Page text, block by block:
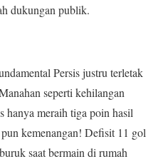
dukungan publik.
Persis justru terletak
seperti kehilangan
hanya meraih tiga poin hasil
kemenangan! Defisit 11 gol
saat bermain di rumah